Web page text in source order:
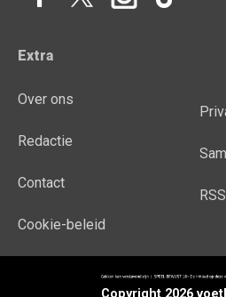
Extra
Over ons
Redactie
Contact
Cookie-beleid
Copyright 2026